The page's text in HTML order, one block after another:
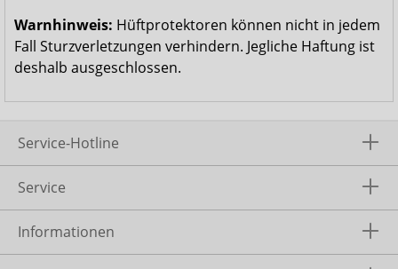
Warnhinweis: Hüftprotektoren können nicht in jedem
Fall Sturzverletzungen verhindern. Jegliche Haftung ist
deshalb ausgeschlossen.
Service-Hotline
Service
Informationen